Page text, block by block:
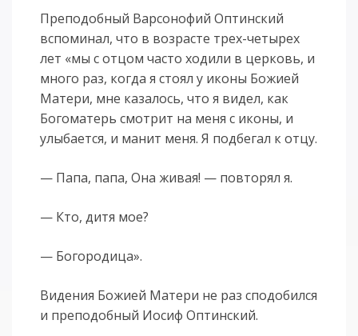
Преподобный Варсонофий Оптинский
вспоминал, что в возрасте трех-четырех
лет «мы с отцом часто ходили в церковь, и
много раз, когда я стоял у иконы Божией
Матери, мне казалось, что я видел, как
Богоматерь смотрит на меня с иконы, и
улыбается, и манит меня. Я подбегал к отцу.
— Папа, папа, Она живая! — повторял я.
— Кто, дитя мое?
— Богородица».
Видения Божией Матери не раз сподобился
и преподобный Иосиф Оптинский.